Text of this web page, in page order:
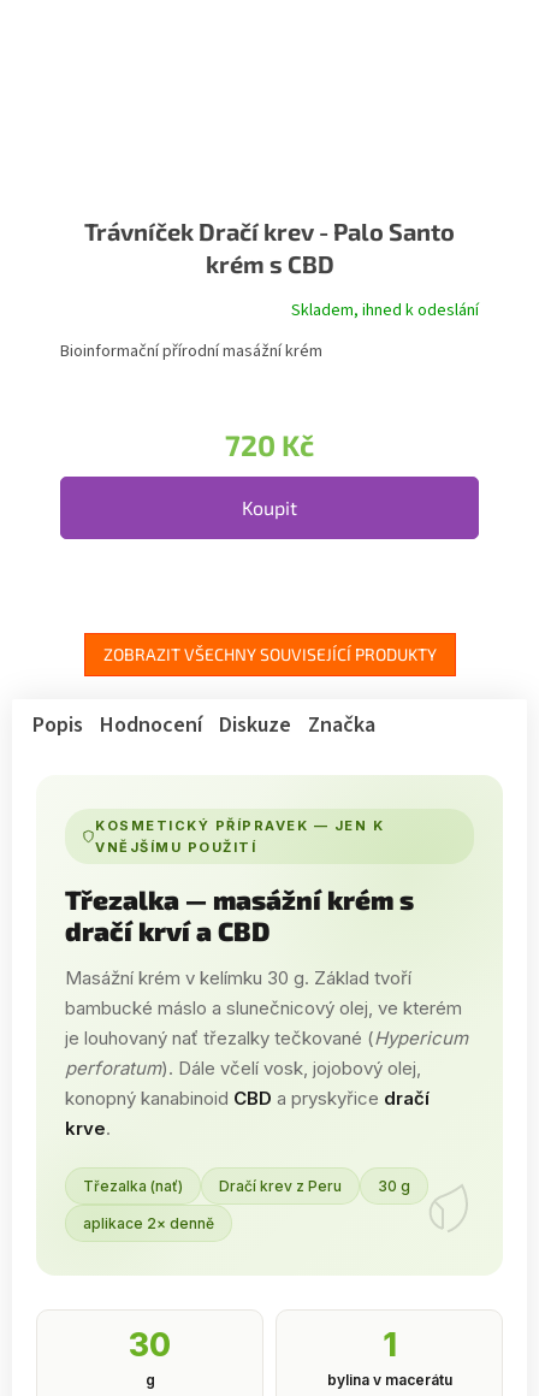
Trávníček Dračí krev - Palo Santo
krém s CBD
Skladem, ihned k odeslání
720 Kč
Koupit
Bioinformační přírodní masážní krém
ZOBRAZIT VŠECHNY SOUVISEJÍCÍ PRODUKTY
Popis Hodnocení Diskuze Značka
KOSMETICKÝ PŘÍPRAVEK — JEN K
VNĚJŠÍMU POUŽITÍ
Třezalka — masážní krém s
dračí krví a CBD
Masážní krém v kelímku 30 g. Základ tvoří
bambucké máslo a slunečnicový olej, ve kterém
je louhovaný nať třezalky tečkované (Hypericum
perforatum). Dále včelí vosk, jojobový olej,
konopný kanabinoid CBD a pryskyřice dračí
krve.
Třezalka (nať) Dračí krev z Peru 30 g
aplikace 2× denně
30
g
1
bylina v macerátu